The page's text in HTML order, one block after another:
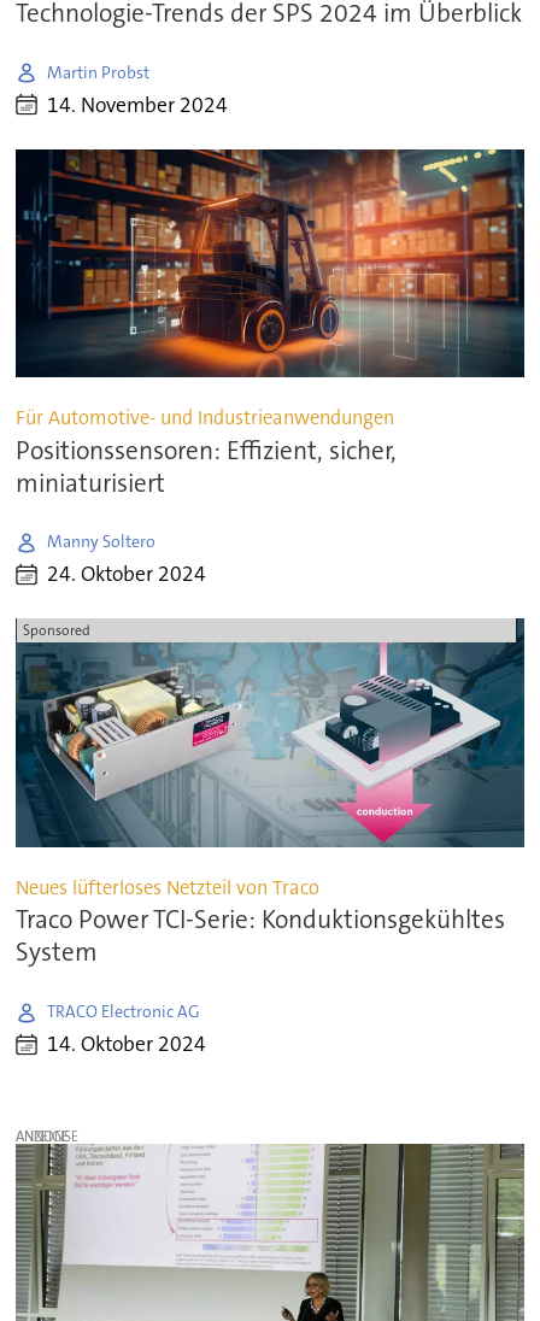
Technologie-Trends der SPS 2024 im Überblick
Martin Probst
14. November 2024
Für Automotive- und Industrieanwendungen
Positionssensoren: Effizient, sicher,
miniaturisiert
Manny Soltero
24. Oktober 2024
Sponsored
Neues lüfterloses Netzteil von Traco
Traco Power TCI-Serie: Konduktionsgekühltes
System
TRACO Electronic AG
14. Oktober 2024
ANZEIGE